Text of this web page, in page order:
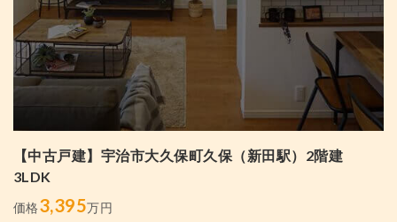
【中古戸建】宇治市大久保町久保（新田駅）2階建
3LDK
価格3,395万円